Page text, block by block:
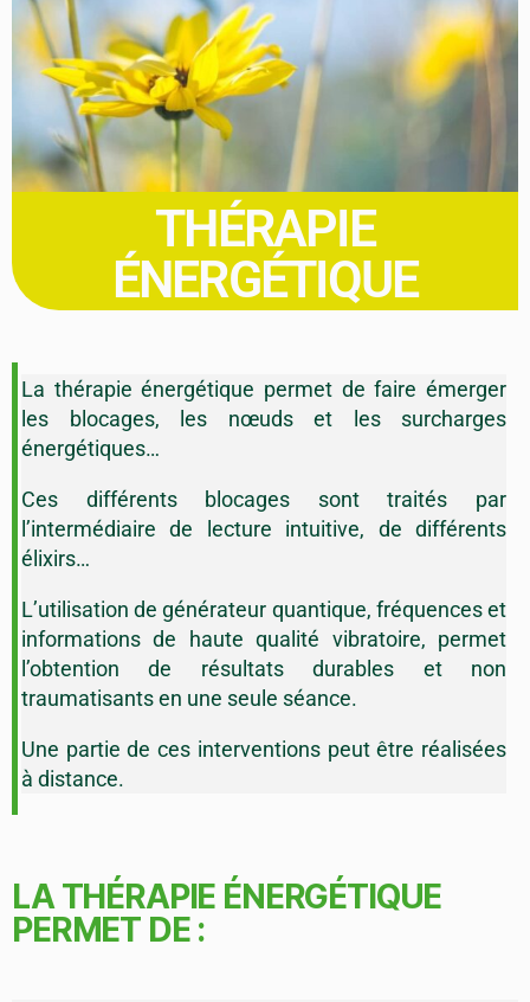
THÉRAPIE
ÉNERGÉTIQUE
La thérapie énergétique permet de faire émerger
les blocages, les nœuds et les surcharges
énergétiques…
Ces différents blocages sont traités par
l’intermédiaire de lecture intuitive, de différents
élixirs…
L’utilisation de générateur quantique, fréquences et
informations de haute qualité vibratoire, permet
l’obtention de résultats durables et non
traumatisants en une seule séance.
Une partie de ces interventions peut être réalisées
à distance.
LA THÉRAPIE ÉNERGÉTIQUE
PERMET DE :